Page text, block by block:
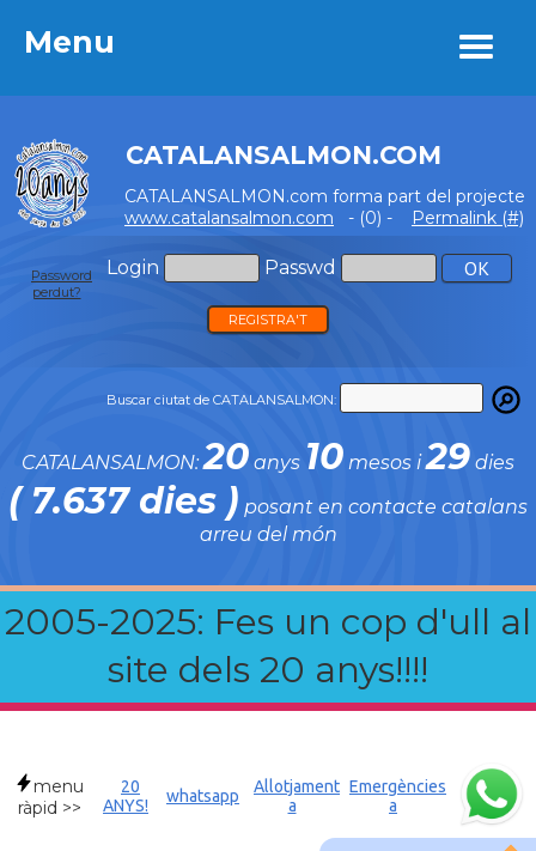
Menu
CATALANSALMON.COM
CATALANSALMON.com forma part del projecte
www.catalansalmon.com - (0) - Permalink (#)
Login Passwd
Password
perdut?
REGISTRA'T
Buscar ciutat de CATALANSALMON:
CATALANSALMON:20 anys 10 mesos i29 dies
( 7.637 dies ) posant en contacte catalans
arreu del món
2005-2025: Fes un cop d'ull al
site dels 20 anys!!!!
Menu
menu
ràpid >>
20
ANYS!
whatsapp
Allotjament
a
Emergències
a